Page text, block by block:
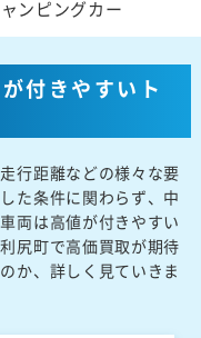
ンピングカー
付きやすいト
行距離などの様々な要
た条件に関わらず、中
両は高値が付きやすい
尻町で高価買取が期待
か、詳しく見ていきま